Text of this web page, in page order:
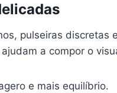
pulseiras discretas
a compor o
e mais equilíbrio.